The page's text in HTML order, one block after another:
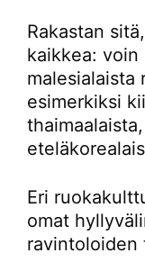
Rakastan
kaikkea: voin
malesialaista
esimerkiksi
Eri
omat
ravintoloiden